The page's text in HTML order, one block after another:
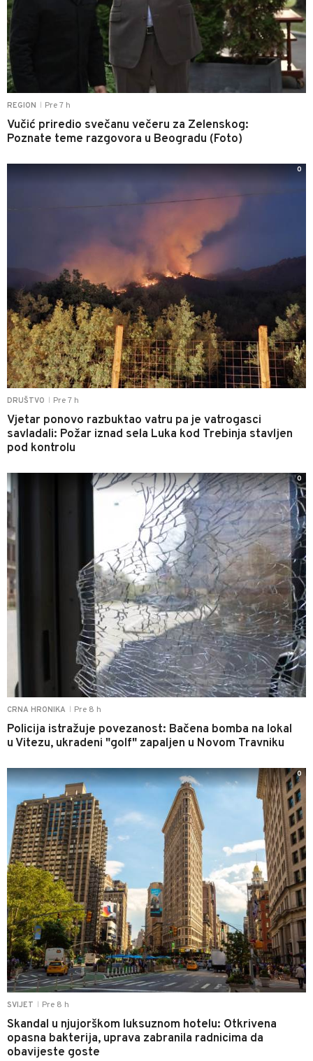
REGION Pre 7 h
Vučić priredio svečanu večeru za Zelenskog:
Poznate teme razgovora u Beogradu (Foto)
DRUŠTVO Pre 7 h
Vjetar ponovo razbuktao vatru pa je vatrogasci
savladali: Požar iznad sela Luka kod Trebinja stavljen
pod kontrolu
0
CRNA HRONIKA Pre 8 h
Policija istražuje povezanost: Bačena bomba na lokal
u Vitezu, ukradeni "golf" zapaljen u Novom Travniku
0
SVIJET Pre 8 h
Skandal u njujorškom luksuznom hotelu: Otkrivena
opasna bakterija, uprava zabranila radnicima da
obavijeste goste
0